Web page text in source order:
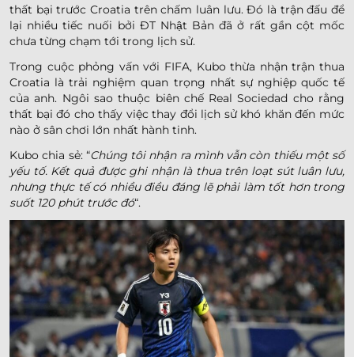
thất bại trước Croatia trên chấm luân lưu. Đó là trận đấu để
lại nhiều tiếc nuối bởi ĐT Nhật Bản đã ở rất gần cột mốc
chưa từng chạm tới trong lịch sử.
Trong cuộc phỏng vấn với FIFA, Kubo thừa nhận trận thua
Croatia là trải nghiệm quan trọng nhất sự nghiệp quốc tế
của anh. Ngôi sao thuộc biên chế Real Sociedad cho rằng
thất bại đó cho thấy việc thay đổi lịch sử khó khăn đến mức
nào ở sân chơi lớn nhất hành tinh.
Kubo chia sẻ: “Chúng tôi nhận ra mình vẫn còn thiếu một số
yếu tố. Kết quả được ghi nhận là thua trên loạt sút luân lưu,
nhưng thực tế có nhiều điều đáng lẽ phải làm tốt hơn trong
suốt 120 phút trước đó“.